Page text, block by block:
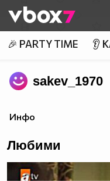
👾
🎉 PARTY TIME 👂
sakev_1970
Инфо
Любими